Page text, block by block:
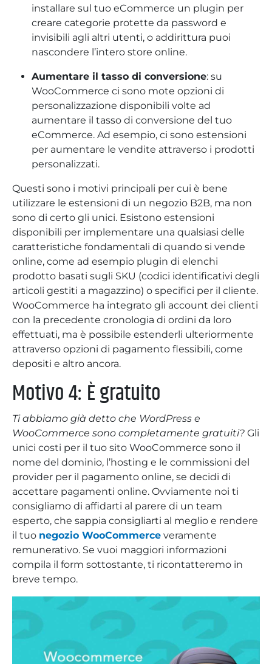
installare sul tuo eCommerce un plugin per
creare categorie protette da password e
invisibili agli altri utenti, o addirittura puoi
nascondere l’intero store online.
Aumentare il tasso di conversione: su
WooCommerce ci sono mote opzioni di
personalizzazione disponibili volte ad
aumentare il tasso di conversione del tuo
eCommerce. Ad esempio, ci sono estensioni
per aumentare le vendite attraverso i prodotti
personalizzati.
Questi sono i motivi principali per cui è bene
utilizzare le estensioni di un negozio B2B, ma non
sono di certo gli unici. Esistono estensioni
disponibili per implementare una qualsiasi delle
caratteristiche fondamentali di quando si vende
online, come ad esempio plugin di elenchi
prodotto basati sugli SKU (codici identificativi degli
articoli gestiti a magazzino) o specifici per il cliente.
WooCommerce ha integrato gli account dei clienti
con la precedente cronologia di ordini da loro
effettuati, ma è possibile estenderli ulteriormente
attraverso opzioni di pagamento flessibili, come
depositi e altro ancora.
Motivo 4: È gratuito
Ti abbiamo già detto che WordPress e
WooCommerce sono completamente gratuiti? Gli
unici costi per il tuo sito WooCommerce sono il
nome del dominio, l’hosting e le commissioni del
provider per il pagamento online, se decidi di
accettare pagamenti online. Ovviamente noi ti
consigliamo di affidarti al parere di un team
esperto, che sappia consigliarti al meglio e rendere
il tuo negozio WooCommerce veramente
remunerativo. Se vuoi maggiori informazioni
compila il form sottostante, ti ricontatteremo in
breve tempo.